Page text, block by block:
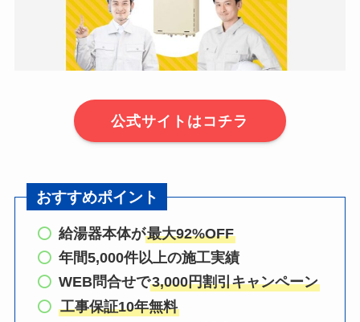
公式サイトはコチラ
おすすめポイント
給湯器本体が最大92%OFF
年間5,000件以上の施工実績
WEB問合せで3,000円割引キャンペーン
工事保証10年無料